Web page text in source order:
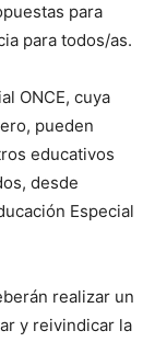
para
para todos/as.
ONCE, cuya
pueden
educativos
desde
Especial
realizar un
y reivindicar la